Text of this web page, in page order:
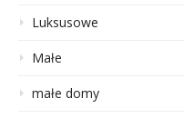
Luksusowe
Małe
małe domy